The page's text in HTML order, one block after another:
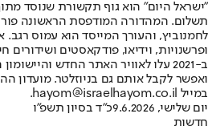
"ישראל היום" הוא גוף תקשורת שנוסד
ופרשנויות, וידיאו, פודקאסטים ושידורים
ב-2021 עלו לאוויר האתר החדש
ואפשר לקבל אותם גם בניוזלטר. מועדון
במייל hayom@israelhayom.co.il.
יום שלישי, 9.6.2026
כ"ד בסיון תשפ"ו
חדשות